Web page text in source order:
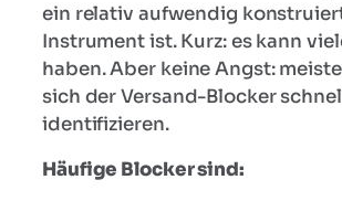
ein relativ aufwendig
Instrument ist. Kurz: es kann
haben. Aber keine Angst:
sich der Versand-Blocker
identifizieren.
Häufige Blocker sind: